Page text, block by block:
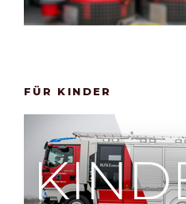
FÜR KINDER